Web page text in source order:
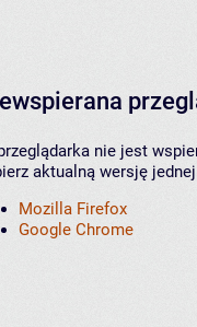
nie jest
aktualną wersję
Mozilla Firefox
Google Chrome